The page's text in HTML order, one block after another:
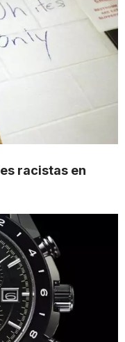
racistas en